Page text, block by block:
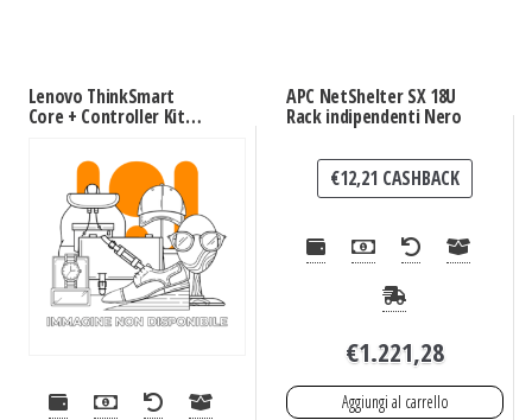
Lenovo ThinkSmart
Core + Controller Kit
Collegamento ethernet
APC NetShelter SX 18U
Rack indipendenti Nero
€12,21 CASHBACK
€1.221,28
Aggiungi al carrello